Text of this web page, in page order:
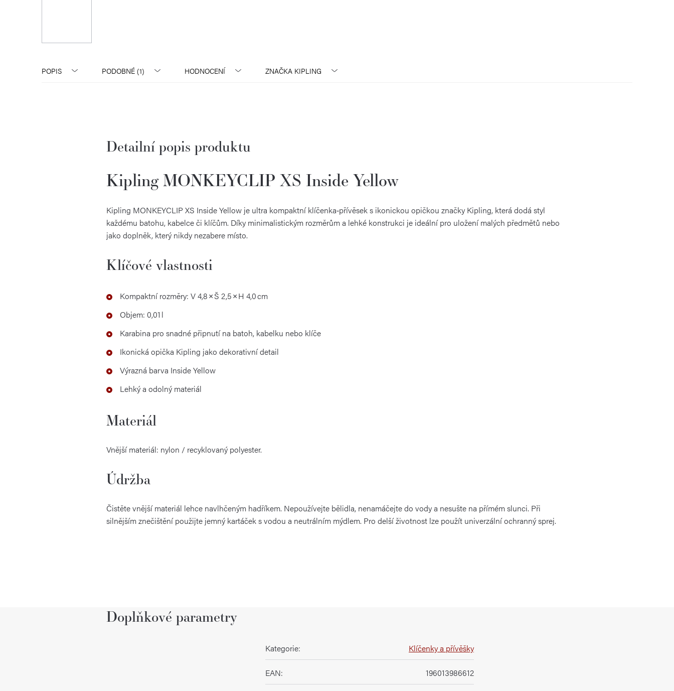
POPIS PODOBNÉ (1) HODNOCENÍ ZNAČKA KIPLING
Detailní popis produktu
Kipling MONKEYCLIP XS Inside Yellow
Kipling MONKEYCLIP XS Inside Yellow je ultra kompaktní klíčenka‑přívěsek s ikonickou opičkou značky Kipling, která dodá styl
každému batohu, kabelce či klíčům. Díky minimalistickým rozměrům a lehké konstrukci je ideální pro uložení malých předmětů nebo
jako doplněk, který nikdy nezabere místo.
Klíčové vlastnosti
Kompaktní rozměry: V 4,8 × Š 2,5 × H 4,0 cm
Objem: 0,01 l
Karabina pro snadné připnutí na batoh, kabelku nebo klíče
Ikonická opička Kipling jako dekorativní detail
Výrazná barva Inside Yellow
Lehký a odolný materiál
Materiál
Vnější materiál: nylon / recyklovaný polyester.
Údržba
Čistěte vnější materiál lehce navlhčeným hadříkem. Nepoužívejte bělidla, nenamáčejte do vody a nesušte na přímém slunci. Při
silnějším znečištění použijte jemný kartáček s vodou a neutrálním mýdlem. Pro delší životnost lze použít univerzální ochranný sprej.
Doplňkové parametry
Kategorie: Klíčenky a přívěšky
EAN: 196013986612